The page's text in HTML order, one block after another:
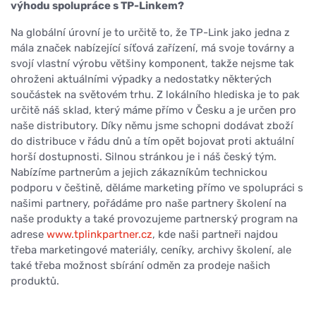
výhodu spolupráce s TP-Linkem?
Na globální úrovní je to určitě to, že TP-Link jako jedna z
mála značek nabízející síťová zařízení, má svoje továrny a
svojí vlastní výrobu většiny komponent, takže nejsme tak
ohroženi aktuálními výpadky a nedostatky některých
součástek na světovém trhu. Z lokálního hlediska je to pak
určitě náš sklad, který máme přímo v Česku a je určen pro
naše distributory. Díky němu jsme schopni dodávat zboží
do distribuce v řádu dnů a tím opět bojovat proti aktuální
horší dostupnosti. Silnou stránkou je i náš český tým.
Nabízíme partnerům a jejich zákazníkům technickou
podporu v češtině, děláme marketing přímo ve spolupráci s
našimi partnery, pořádáme pro naše partnery školení na
naše produkty a také provozujeme partnerský program na
adrese www.tplinkpartner.cz, kde naši partneři najdou
třeba marketingové materiály, ceníky, archivy školení, ale
také třeba možnost sbírání odměn za prodeje našich
produktů.